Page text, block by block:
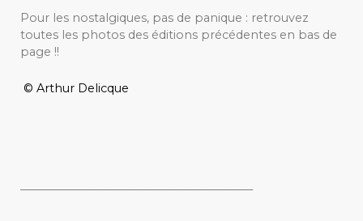
Pour les nostalgiques, pas de panique : retrouvez
toutes les photos des éditions précédentes en bas de
page !!
© Arthur Delicque